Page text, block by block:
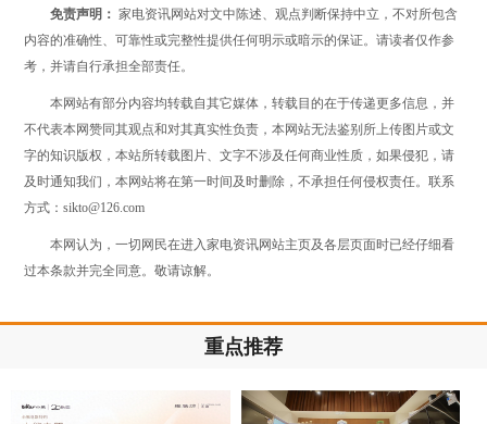
免责声明： 家电资讯网站对文中陈述、观点判断保持中立，不对所包含
内容的准确性、可靠性或完整性提供任何明示或暗示的保证。请读者仅作参
考，并请自行承担全部责任。
本网站有部分内容均转载自其它媒体，转载目的在于传递更多信息，并
不代表本网赞同其观点和对其真实性负责，本网站无法鉴别所上传图片或文
字的知识版权，本站所转载图片、文字不涉及任何商业性质，如果侵犯，请
及时通知我们，本网站将在第一时间及时删除，不承担任何侵权责任。联系
方式：sikto@126.com
本网认为，一切网民在进入家电资讯网站主页及各层页面时已经仔细看
过本条款并完全同意。敬请谅解。
重点推荐